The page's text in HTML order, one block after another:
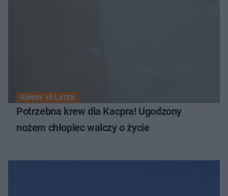
RANNY 15-LATEK
Potrzebna krew dla Kacpra! Ugodzony
nożem chłopiec walczy o życie